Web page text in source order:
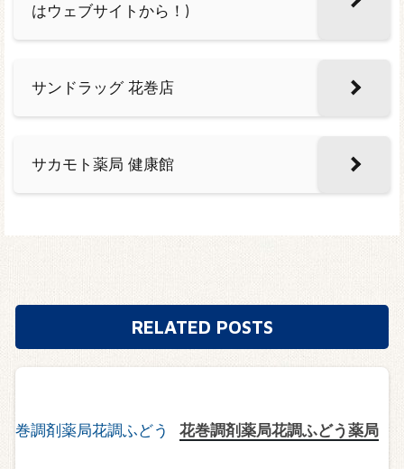
はウェブサイトから！)
サンドラッグ 花巻店
サカモト薬局 健康館
RELATED POSTS
花巻調剤薬局花調ふどう薬局